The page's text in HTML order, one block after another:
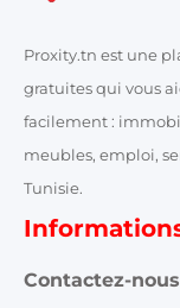
Proxity.tn est une
gratuites qui vous
facilement :
meubles, emploi,
Tunisie.
Contactez-nous